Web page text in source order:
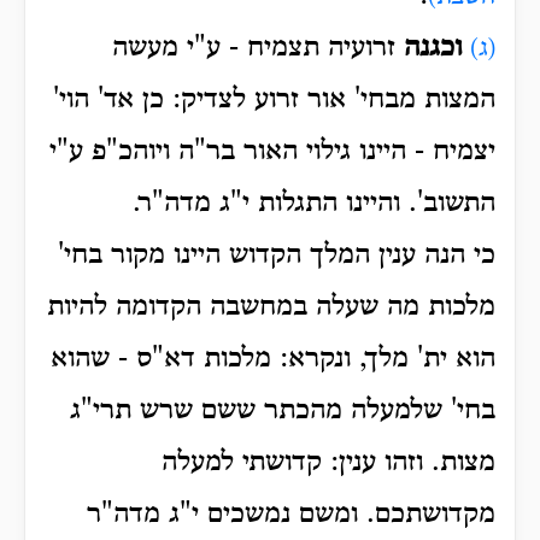
(ג) וכגנה זרועיה תצמיח - ע"י מעשה
המצות מבחי' אור זרוע לצדיק: כן אד' הוי'
יצמיח - היינו גילוי האור בר"ה ויוהכ"פ ע"י
התשוב'. והיינו התגלות י"ג מדה"ר.
כי הנה ענין המלך הקדוש היינו מקור בחי'
מלכות מה שעלה במחשבה הקדומה להיות
הוא ית' מלך, ונקרא: מלכות דא"ס - שהוא
בחי' שלמעלה מהכתר ששם שרש תרי"ג
מצות. וזהו ענין: קדושתי למעלה
מקדושתכם. ומשם נמשכים י"ג מדה"ר